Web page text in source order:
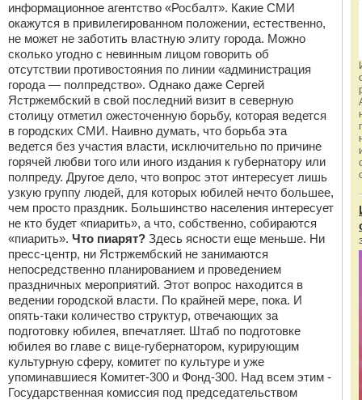
информационное агентство «Росбалт». Какие СМИ
окажутся в привилегированном положении, естественно,
не может не заботить властную элиту города. Можно
сколько угодно с невинным лицом говорить об
отсутствии противостояния по линии «администрация
города — полпредство». Однако даже Сергей
Ястржембский в свой последний визит в северную
столицу отметил ожесточенную борьбу, которая ведется
в городских СМИ. Наивно думать, что борьба эта
ведется без участия власти, исключительно по причине
горячей любви того или иного издания к губернатору или
полпреду. Другое дело, что вопрос этот интересует лишь
узкую группу людей, для которых юбилей нечто большее,
чем просто праздник. Большинство населения интересует
не кто будет «пиарить», а что, собственно, собираются
«пиарить». Что пиарят? Здесь ясности еще меньше. Ни
пресс-центр, ни Ястржембский не занимаются
непосредственно планированием и проведением
праздничных мероприятий. Этот вопрос находится в
ведении городской власти. По крайней мере, пока. И
опять-таки количество структур, отвечающих за
подготовку юбилея, впечатляет. Штаб по подготовке
юбилея во главе с вице-губернатором, курирующим
культурную сферу, комитет по культуре и уже
упоминавшиеся Комитет-300 и Фонд-300. Над всем этим -
Государственная комиссия под председательством